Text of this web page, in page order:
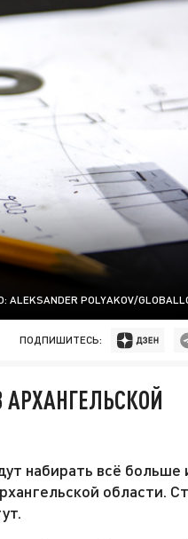
POLYAKOV/
ПОДПИШИТЕСЬ:
набирать всё больше
области.